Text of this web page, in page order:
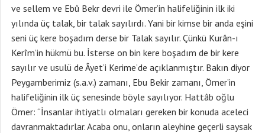
ve sellem ve Ebû Bekr devri ile Ömer’in halifeliğinin ilk iki
yılında üç talak, bir talak sayılırdı. Yani bir kimse bir anda eşini
seni üç kere boşadım derse bir Talak sayılır. Çünkü Kurân-ı
Kerîm’in hükmü bu. İsterse on bin kere boşadım de bir kere
sayılır ve usulü de Âyet’i Kerime’de açıklanmıştır. Bakın diyor
Peygamberimiz (s.a.v.) zamanı, Ebu Bekir zamanı, Ömer’in
halifeliğinin ilk üç senesinde böyle sayılıyor. Hattâb oğlu
Ömer: “İnsanlar ihtiyatlı olmaları gereken bir konuda aceleci
davranmaktadırlar. Acaba onu, onların aleyhine geçerli saysak